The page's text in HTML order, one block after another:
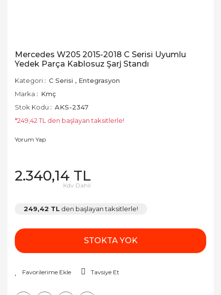
Mercedes W205 2015-2018 C Serisi Uyumlu
Yedek Parça Kablosuz Şarj Standı
Kategori C Serisi , Entegrasyon
Marka
Kmç
Stok Kodu
AKS-2347
*249,42 TL den başlayan taksitlerle!
Yorum Yap
2.340,14 TL
Kdv Dahil
249,42 TL den başlayan taksitlerle!
STOKTA YOK
Tavsiye Et